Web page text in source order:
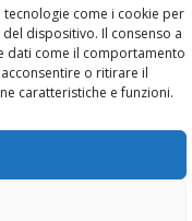
come i cookie per
dispositivo. Il consenso a
dati come il comportamento
o ritirare il
caratteristiche e funzioni.